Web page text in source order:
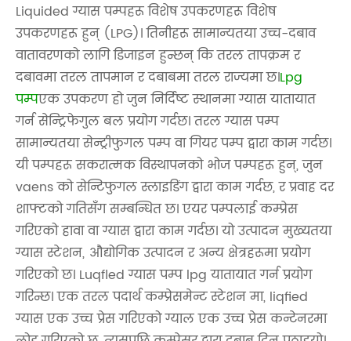
Liquided ग्यास पम्पहरू विशेष उपकरणहरू विशेष
उपकरणहरू हुन् (LPG)। तिनीहरू सामान्यतया उच्च-दबाव
वातावरणको लागि डिजाइन हुन्छन् कि तरल तापक्रम र
दबावमा तरल तापमान र दबाबमा तरल राज्यमा छ।Lpg
पम्पएक उपकरण हो जुन निर्दिष्ट स्थानमा ग्यास यातायात
गर्न सेन्ट्रिफेगुल बल प्रयोग गर्दछ। तरल ग्यास पम्प
सामान्यतया सेन्ट्रीफुगल पम्प वा गियर पम्प द्वारा काम गर्दछ।
यी पम्पहरू सकरात्मक विस्थापनको भोज पम्पहरू हुन्, जुन
vaens को सेन्टिफुगल स्लाइडिंग द्वारा काम गर्दछ, र प्रवाह दर
शाफ्टको गतिसँग सम्बन्धित छ। एयर पम्पलाई कम्प्रेस
गरिएको हावा वा ग्यास द्वारा काम गर्दछ। यो उत्पादन मुख्यतया
ग्यास स्टेशन, औद्योगिक उत्पादन र अन्य क्षेत्रहरूमा प्रयोग
गरिएको छ। Luqfled ग्यास पम्प lpg यातायात गर्न प्रयोग
गरिन्छ। एक तरल पदार्थ कम्प्रेसमेन्ट स्टेशन मा, liqfied
ग्यास एक उच्च प्रेस गरिएको ग्याल एक उच्च प्रेस कन्टेनरमा